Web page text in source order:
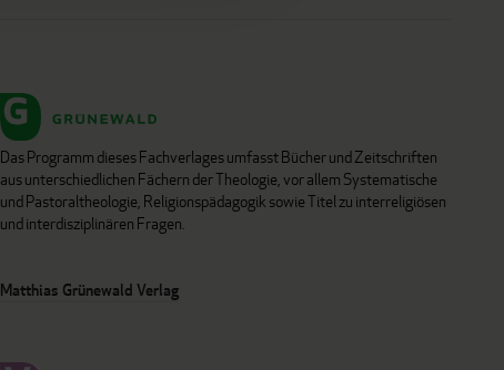
Das Programm dieses Fachverlages umfasst Bücher und Zeitschriften
aus unterschiedlichen Fächern der Theologie, vor allem Systematische
und Pastoraltheologie, Religionspädagogik sowie Titel zu interreligiösen
und interdisziplinären Fragen.
Matthias Grünewald Verlag